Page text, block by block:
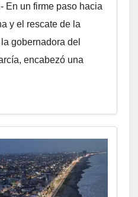
En un firme paso hacia
y el rescate de la
gobernadora del
encabezó una